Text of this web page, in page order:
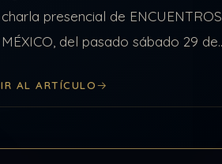
charla presencial de ENCUENTROS
MÉXICO, del pasado sábado 29 de
con el Tema: Consciencia Artificial y
IR AL ARTÍCULO